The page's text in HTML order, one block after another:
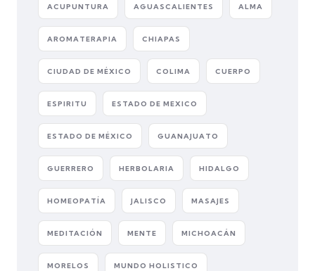
ACUPUNTURA AGUASCALIENTES ALMA
AROMATERAPIA CHIAPAS
CIUDAD DE MÉXICO COLIMA CUERPO
ESPIRITU ESTADO DE MEXICO
ESTADO DE MÉXICO GUANAJUATO
GUERRERO HERBOLARIA HIDALGO
HOMEOPATÍA JALISCO MASAJES
MEDITACIÓN MENTE MICHOACÁN
MORELOS MUNDO HOLISTICO